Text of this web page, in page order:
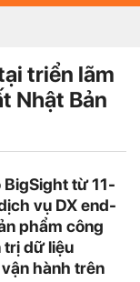
triển lãm
Nhật Bản
BigSight từ 11-
vụ DX end-
phẩm công
trị dữ liệu
hành trên